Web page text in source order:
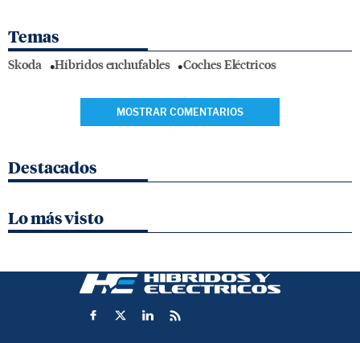
Temas
Skoda Híbridos enchufables Coches Eléctricos
MOSTRAR COMENTARIOS
Destacados
Lo más visto